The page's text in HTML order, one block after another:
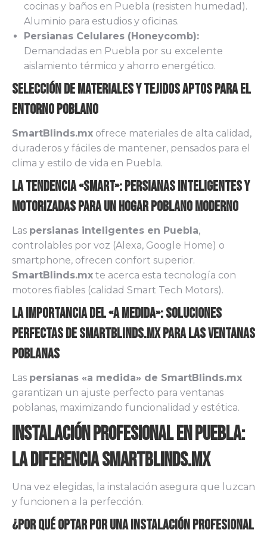
cocinas y baños en Puebla (resisten humedad).
Aluminio para estudios y oficinas.
Persianas Celulares (Honeycomb):
Demandadas en Puebla por su excelente
aislamiento térmico y ahorro energético.
Selección de Materiales y Tejidos Aptos para el
Entorno Poblano
SmartBlinds.mx ofrece materiales de alta calidad,
duraderos y fáciles de mantener, pensados para el
clima y estilo de vida en Puebla.
La Tendencia «Smart»: Persianas Inteligentes y
Motorizadas para un Hogar Poblano Moderno
Las persianas inteligentes en Puebla,
controlables por voz (Alexa, Google Home) o
smartphone, ofrecen confort superior.
SmartBlinds.mx te acerca esta tecnología con
motores fiables (calidad Smart Tech Motors).
La Importancia del «A Medida»: Soluciones
Perfectas de Smartblinds.mx para las Ventanas
Poblanas
Las persianas «a medida» de SmartBlinds.mx
garantizan un ajuste perfecto para ventanas
poblanas, maximizando funcionalidad y estética.
Instalación Profesional en Puebla:
La Diferencia Smartblinds.mx
Una vez elegidas, la instalación asegura que luzcan
y funcionen a la perfección.
¿Por Qué Optar por una Instalación Profesional